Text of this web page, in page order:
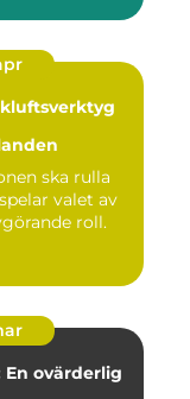
ska rulla
valet av
roll.
En ovärderlig